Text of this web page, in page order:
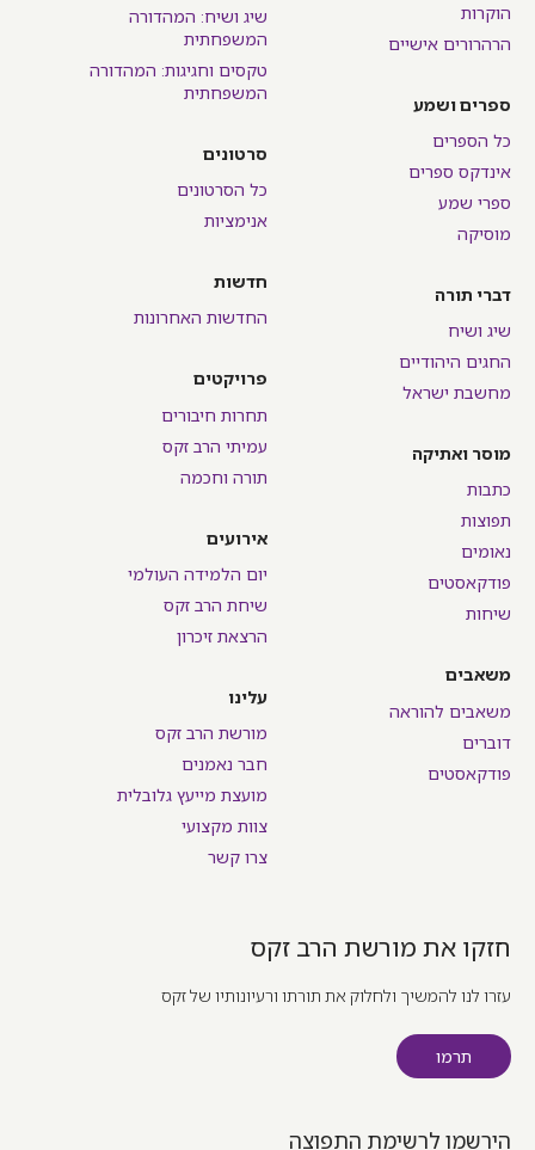
הוקרות
הרהרורים אישיים
ספרים ושמע
כל הספרים
אינדקס ספרים
ספרי שמע
מוסיקה
דברי תורה
שיג ושיח
החגים היהודיים
מחשבת ישראל
מוסר ואתיקה
כתבות
תפוצות
נאומים
פודקאסטים
שיחות
משאבים
משאבים להוראה
דוברים
פודקאסטים
שיג ושיח: המהדורה
המשפחתית
טקסים וחגיגות: המהדורה
המשפחתית
סרטונים
כל הסרטונים
אנימציות
חדשות
החדשות האחרונות
פרויקטים
תחרות חיבורים
עמיתי הרב זקס
תורה וחכמה
אירועים
יום הלמידה העולמי
שיחת הרב זקס
הרצאת זיכרון
עלינו
מורשת הרב זקס
חבר נאמנים
מועצת מייעץ גלובלית
צוות מקצועי
צרו קשר
חזקו את מורשת הרב זקס
עזרו לנו להמשיך ולחלוק את תורתו ורעיונותיו של זקס
תרמו
הירשמו לרשימת התפוצה